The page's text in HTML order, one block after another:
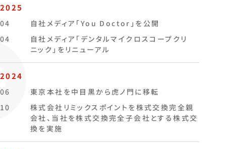
2025
04 自社メディア「You Doctor 」を公開
04
自社メディア「 デンタルマイクロスコープクリ
ニック 」をリニューアル
2024
06
東京本社を中目黒から虎ノ門に移転
10
株式会社リミックスポイントを株式交換完全親
会社、当社を株式交換完全子会社とする株式交
換を実施